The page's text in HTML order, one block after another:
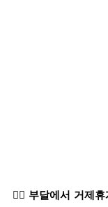
🧖‍♀️ 부달에서 거제